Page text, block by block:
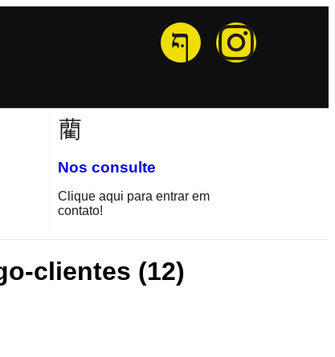
Nos consulte
Clique aqui para entrar em
contato!
clientes (12)